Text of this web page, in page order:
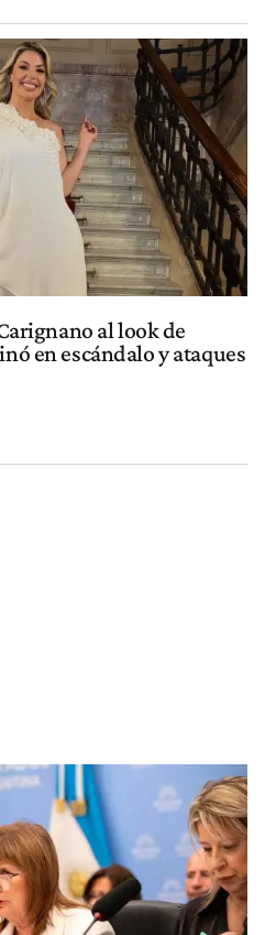
al look de
en escándalo y ataques